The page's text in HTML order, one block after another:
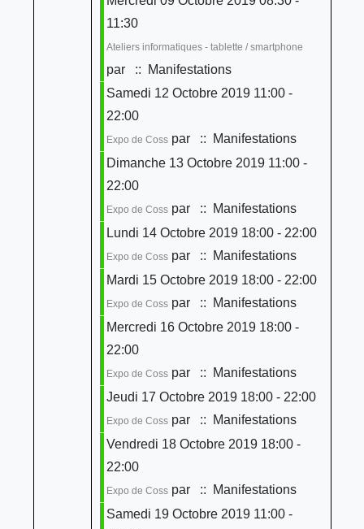
11:30
Ateliers informatiques - tablette / smartphone
par
:: Manifestations
Samedi 12 Octobre 2019 11:00 -
22:00
Expo de Cosspar
:: Manifestations
Dimanche 13 Octobre 2019 11:00 -
22:00
Expo de Cosspar
:: Manifestations
Lundi 14 Octobre 2019 18:00 - 22:00
Expo de Cosspar
:: Manifestations
Mardi 15 Octobre 2019 18:00 - 22:00
Expo de Cosspar
:: Manifestations
Mercredi 16 Octobre 2019 18:00 -
22:00
Expo de Cosspar
:: Manifestations
Jeudi 17 Octobre 2019 18:00 - 22:00
Expo de Cosspar
:: Manifestations
Vendredi 18 Octobre 2019 18:00 -
22:00
Expo de Cosspar
:: Manifestations
Samedi 19 Octobre 2019 11:00 -